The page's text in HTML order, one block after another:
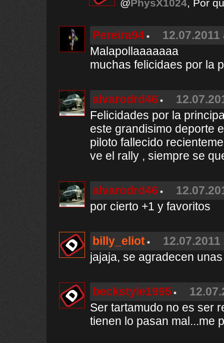
@PhysX1024, Por
Pereira94
Malapollaaaaaaa
muchas felicidaes por la
alvarodrd46
Felicidades por la
este grandisimo deporte
piloto fallecido
ve el rally , siempre se
alvarodrd46
por cierto +1 y favoritos
billy_eliot
jajaja, se agradecen
beckstyle1995
Ser tartamudo no es ser
tienen lo pasan mal...me